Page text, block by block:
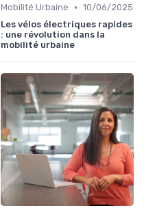
Mobilité Urbaine • 10/06/2025
Les vélos électriques rapides
: une révolution dans la
mobilité urbaine